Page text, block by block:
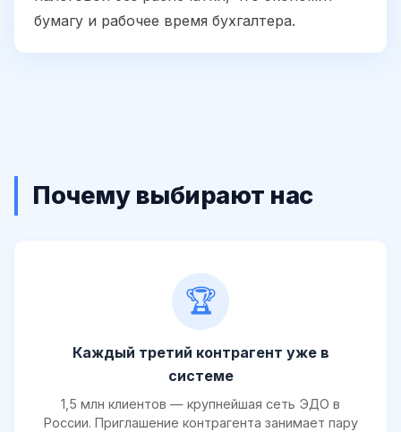
бумагу и рабочее время бухгалтера.
Почему выбирают нас
🏆
Каждый третий контрагент уже в
системе
1,5 млн клиентов — крупнейшая сеть ЭДО в
России. Приглашение контрагента занимает пару